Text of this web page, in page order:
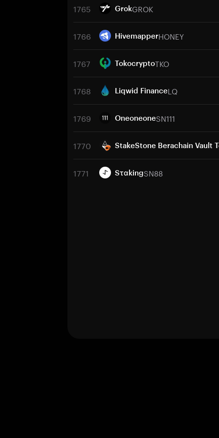
1765 GrokGROK
1766 HivemapperHONEY
1767 TokocryptoTKO
1768 Liqwid FinanceLQ
1769 OneoneoneSN111
1770 StakeStone Berachain Vault
1771 SταkingSN88